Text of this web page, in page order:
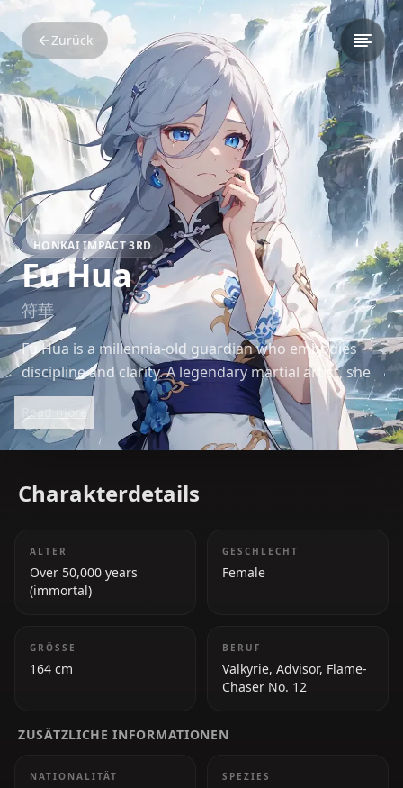
Zurück
HONKAI IMPACT 3RD
Fu Hua
符華
Fu Hua is a millennia-old guardian who embodies
discipline and clarity. A legendary martial artist, she
serves as a guardian of humanity’s will in *Honkai
Impact 3rd*.
Read more
Charakterdetails
ALTER
Over 50,000 years
(immortal)
GESCHLECHT
Female
GRÖSSE
164 cm
BERUF
Valkyrie, Advisor, Flame-
Chaser No. 12
ZUSÄTZLICHE INFORMATIONEN
NATIONALITÄT SPEZIES